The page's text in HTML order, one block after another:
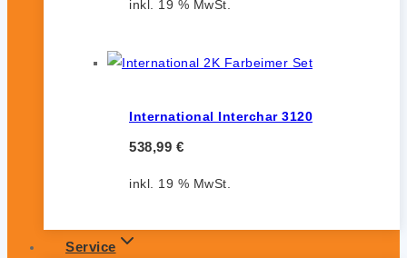
inkl. 19 % MwSt.
International Interchar 3120
538,99 €
inkl. 19 % MwSt.
Service